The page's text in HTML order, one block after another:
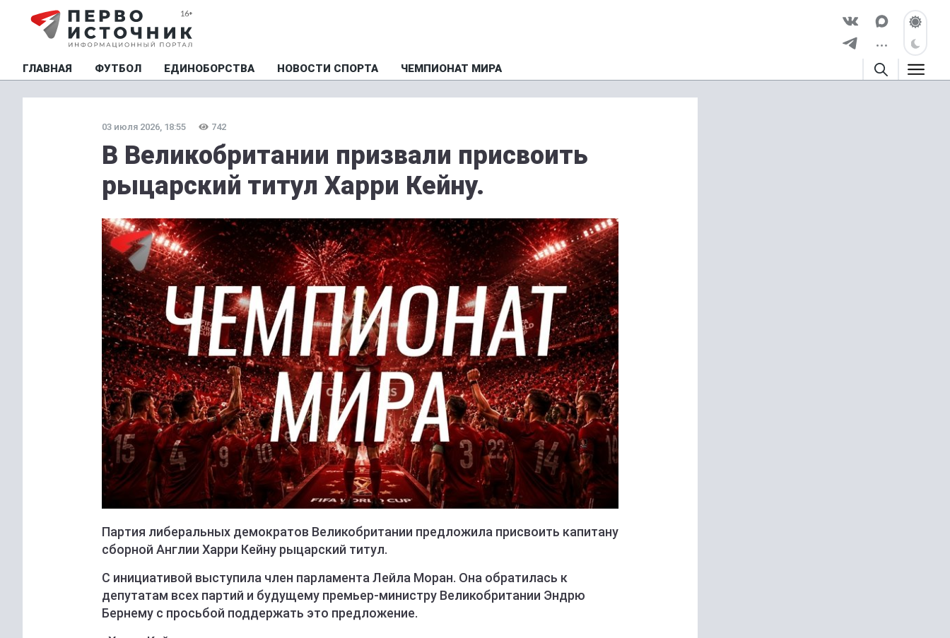
ГЛАВНАЯ ФУТБОЛ ЕДИНОБОРСТВА НОВОСТИ СПОРТА ЧЕМПИОНАТ МИРА
03 июля 2026, 18:55 742
В Великобритании призвали присвоить
рыцарский титул Харри Кейну.
Партия либеральных демократов Великобритании предложила присвоить капитану
сборной Англии Харри Кейну рыцарский титул.
С инициативой выступила член парламента Лейла Моран. Она обратилась к
депутатам всех партий и будущему премьер-министру Великобритании Эндрю
Бернему с просьбой поддержать это предложение.